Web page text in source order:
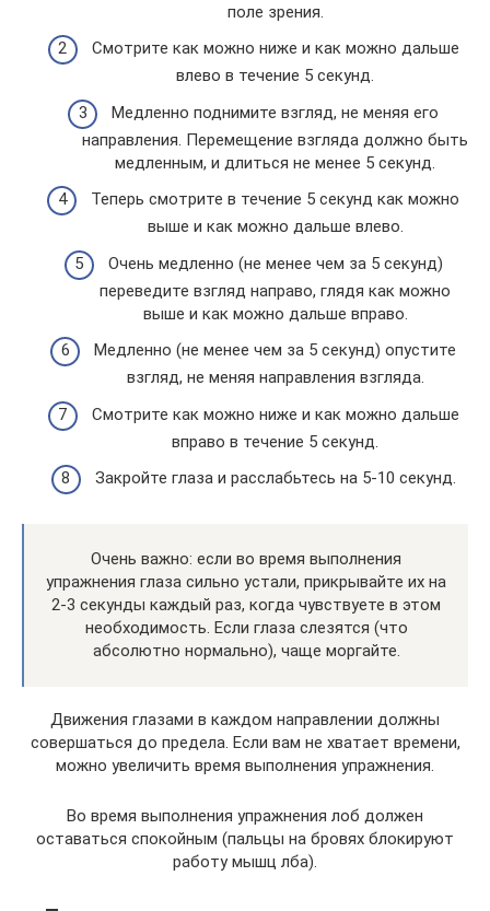
поле зрения.
Смотрите как можно ниже и как можно дальше
влево в течение 5 секунд.
Медленно поднимите взгляд, не меняя его
направления. Перемещение взгляда должно быть
медленным, и длиться не менее 5 секунд.
Теперь смотрите в течение 5 секунд как можно
выше и как можно дальше влево.
Очень медленно (не менее чем за 5 секунд)
переведите взгляд направо, глядя как можно
выше и как можно дальше вправо.
Медленно (не менее чем за 5 секунд) опустите
взгляд, не меняя направления взгляда.
Смотрите как можно ниже и как можно дальше
вправо в течение 5 секунд.
Закройте глаза и расслабьтесь на 5-10 секунд.
Очень важно: если во время выполнения
упражнения глаза сильно устали, прикрывайте их на
2-3 секунды каждый раз, когда чувствуете в этом
необходимость. Если глаза слезятся (что
абсолютно нормально), чаще моргайте.
Движения глазами в каждом направлении должны
совершаться до предела. Если вам не хватает времени,
можно увеличить время выполнения упражнения.
Во время выполнения упражнения лоб должен
оставаться спокойным (пальцы на бровях блокируют
работу мышц лба).